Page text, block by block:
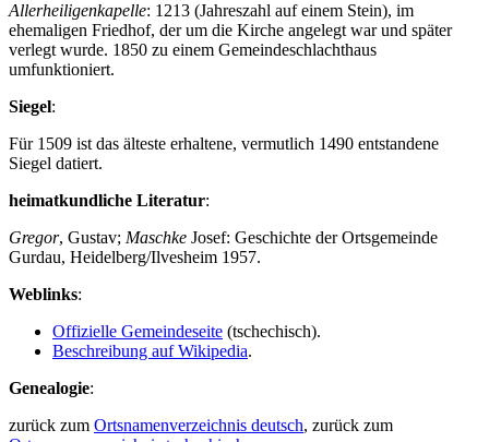
Allerheiligenkapelle: 1213 (Jahreszahl auf einem Stein), im
ehemaligen Friedhof, der um die Kirche angelegt war und später
verlegt wurde. 1850 zu einem Gemeindeschlachthaus
umfunktioniert.
Siegel:
Für 1509 ist das älteste erhaltene, vermutlich 1490 entstandene
Siegel datiert.
heimatkundliche Literatur:
Gregor, Gustav; Maschke Josef: Geschichte der Ortsgemeinde
Gurdau, Heidelberg/Ilvesheim 1957.
Weblinks:
Offizielle Gemeindeseite (tschechisch).
Beschreibung auf Wikipedia.
Genealogie:
zurück zum Ortsnamenverzeichnis deutsch, zurück zum